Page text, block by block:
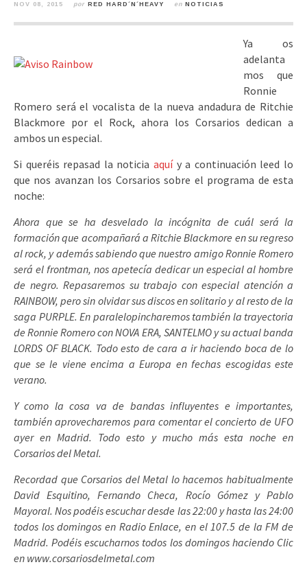
NOV 08, 2015 por RED HARD´N´HEAVY en NOTICIAS
Ya os
adelanta
mos que
Ronnie
Romero será el vocalista de la nueva andadura de Ritchie
Blackmore por el Rock, ahora los Corsarios dedican a
ambos un especial.
Si queréis repasad la noticia aquí y a continuación leed lo
que nos avanzan los Corsarios sobre el programa de esta
noche:
Ahora que se ha desvelado la incógnita de cuál será la
formación que acompañará a Ritchie Blackmore en su regreso
al rock, y además sabiendo que nuestro amigo Ronnie Romero
será el frontman, nos apetecía dedicar un especial al hombre
de negro. Repasaremos su trabajo con especial atención a
RAINBOW, pero sin olvidar sus discos en solitario y al resto de la
saga PURPLE. En paralelopincharemos también la trayectoria
de Ronnie Romero con NOVA ERA, SANTELMO y su actual banda
LORDS OF BLACK. Todo esto de cara a ir haciendo boca de lo
que se le viene encima a Europa en fechas escogidas este
verano.
Y como la cosa va de bandas influyentes e importantes,
también aprovecharemos para comentar el concierto de UFO
ayer en Madrid. Todo esto y mucho más esta noche en
Corsarios del Metal.
Recordad que Corsarios del Metal lo hacemos habitualmente
David Esquitino, Fernando Checa, Rocío Gómez y Pablo
Mayoral. Nos podéis escuchar desde las 22:00 y hasta las 24:00
todos los domingos en Radio Enlace, en el 107.5 de la FM de
Madrid. Podéis escucharnos todos los domingos haciendo Clic
en www.corsariosdelmetal.com